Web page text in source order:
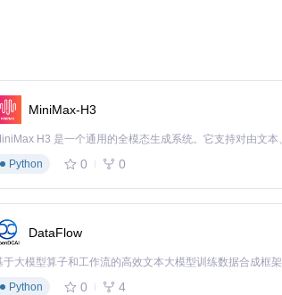
MiniMax-H3
Python
0 0
DataFlow
于大模型算子和工作流的高效文本大模型训练数据合成框架
Python
0 4